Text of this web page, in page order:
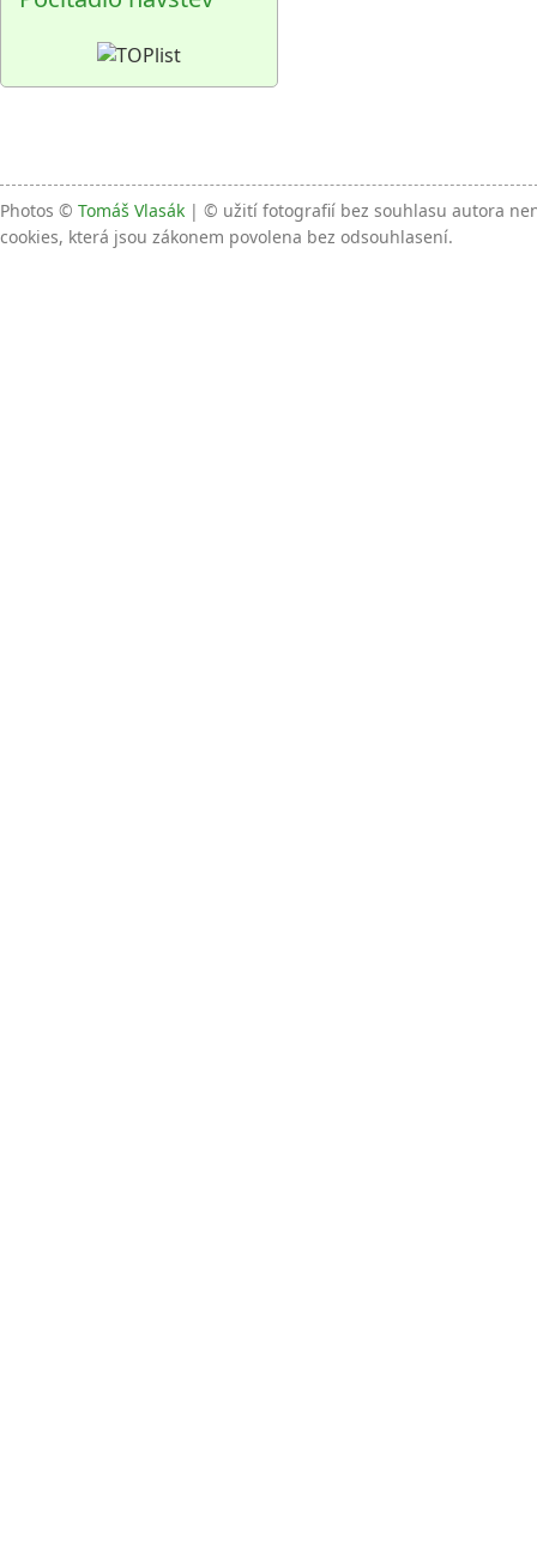
Photos © Tomáš Vlasák | © užití fotografií bez souhlasu autora
cookies, která jsou zákonem povolena bez odsouhlasení.